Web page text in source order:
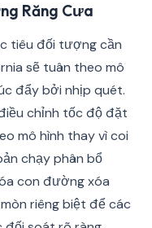
Răng Cưa
tiêu đối tượng cần
sẽ tuân theo mô
đẩy bởi nhịp quét.
chỉnh tốc độ đặt
mô hình thay vì coi
chạy phân bổ
con đường xóa
riêng biệt để các